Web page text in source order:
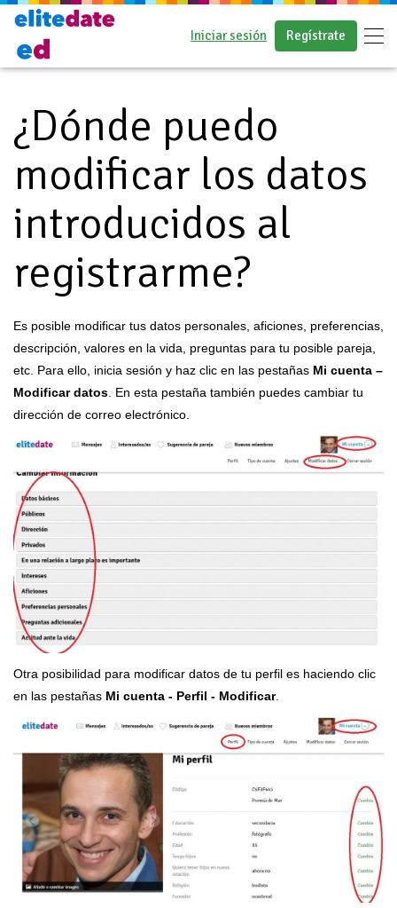
Iniciar sesión Regístrate
¿Dónde puedo
modificar los datos
introducidos al
registrarme?
Es posible modificar tus datos personales, aficiones, preferencias,
descripción, valores en la vida, preguntas para tu posible pareja,
etc. Para ello, inicia sesión y haz clic en las pestañas Mi cuenta –
Modificar datos . En esta pestaña también puedes cambiar tu
dirección de correo electrónico.
Otra posibilidad para modificar datos de tu perfil es haciendo clic
en las pestañas Mi cuenta - Perfil - Modificar.